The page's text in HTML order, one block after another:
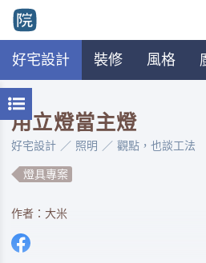
好宅設計 裝修 風格
用立燈當主燈
好宅設計 照明 觀點，也談工法
燈具專案
作者：大米